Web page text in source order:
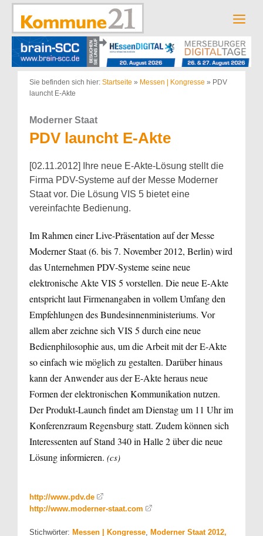
Zum
springen
Sie befinden sich hier: Startseite » Messen | Kongresse » PDV
launcht E-Akte
Moderner Staat
PDV launcht E-Akte
[02.11.2012] Ihre neue E-Akte-Lösung stellt die
Firma PDV-Systeme auf der Messe Moderner
Staat vor. Die Lösung VIS 5 bietet eine
vereinfachte Bedienung.
Im Rahmen einer Live-Präsentation auf der Messe
Moderner Staat (6. bis 7. November 2012, Berlin) wird
das Unternehmen PDV-Systeme seine neue
elektronische Akte VIS 5 vorstellen. Die neue E-Akte
entspricht laut Firmenangaben in vollem Umfang den
Empfehlungen des Bundesinnenministeriums. Vor
allem aber zeichne sich VIS 5 durch eine neue
Bedienphilosophie aus, um die Arbeit mit der E-Akte
so einfach wie möglich zu gestalten. Darüber hinaus
kann der Anwender aus der E-Akte heraus neue
Formen der elektronischen Kommunikation nutzen.
Der Produkt-Launch findet am Dienstag um 11 Uhr im
Konferenzraum Regensburg statt. Zudem können sich
Interessenten auf Stand 340 in Halle 2 über die neue
Lösung informieren. (cs)
http://www.pdv.de
http://www.moderner-staat.com
Stichwörter: Messen | Kongresse, Moderner Staat 2012,